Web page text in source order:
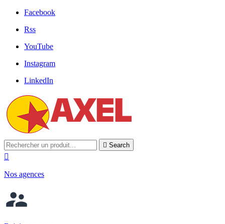
Facebook
Rss
YouTube
Instagram
LinkedIn
 Search

Nos agences